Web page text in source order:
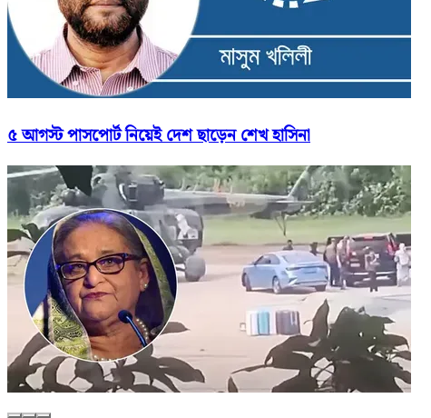
৫ আগস্ট পাসপোর্ট নিয়েই দেশ ছাড়েন শেখ হাসিনা